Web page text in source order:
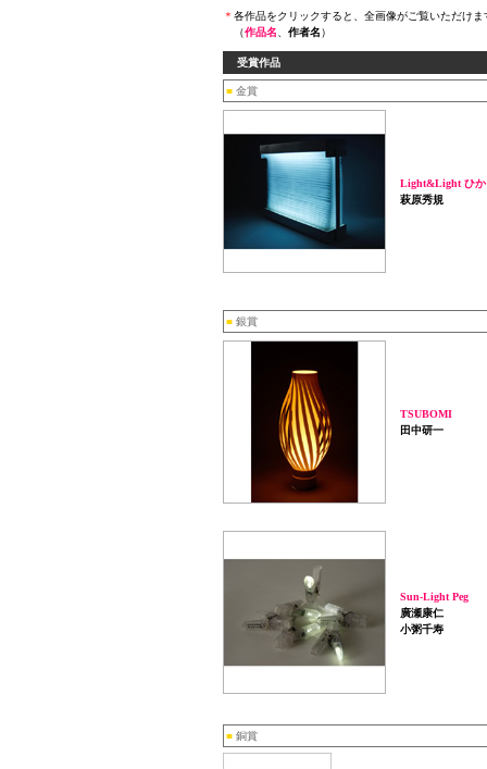
＊ 各作品をクリックすると、全画像がご覧いただけま
（作品名 作者名）
受賞作品
■ 金賞
Light&Light ひか
萩原秀規
■ 銀賞
TSUBOMI
田中研一
Sun-Light Peg
廣瀬康仁
小粥千寿
■ 銅賞